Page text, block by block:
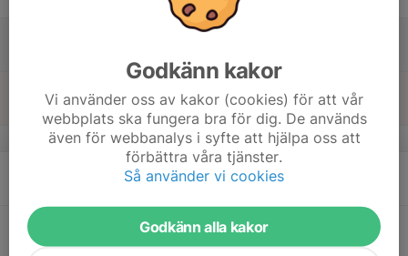
v.4
20
Godkänn kakor
Vi använder oss av kakor (cookies) för att vår
webbplats ska fungera bra för dig. De används
även för webbanalys i syfte att hjälpa oss att
förbättra våra tjänster.
Så använder vi cookies
Godkänn alla kakor